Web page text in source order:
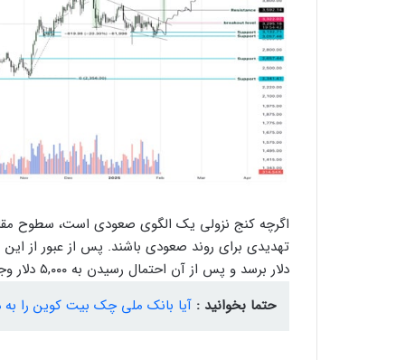
دلار برسد و پس از آن احتمال رسیدن به ۵,۰۰۰ دلار وجود دارد.
حتما بخوانید : آیا بانک ملی چک بیت‌ کوین را